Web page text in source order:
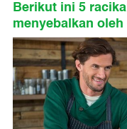
Berikut ini 5
menyebalkan